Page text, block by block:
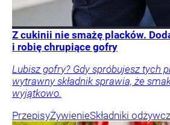
Z cukinii nie smażę placków.
i robię chrupiące gofry
Lubisz gofry? Gdy spróbujesz tych
wytrawny składnik sprawia, że
wyjątkowo.
PrzepisyŻywienieSkładniki